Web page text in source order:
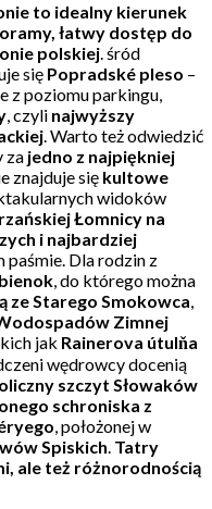
to idealny kierunek
łatwy dostęp do
polskiej. śród
się Popradské pleso –
z poziomu parkingu,
, czyli najwyższy
. Warto też odwiedzić
za jedno z najpiękniej
znajduje się kultowe
widoków
Łomnicy na
i najbardziej
paśmie. Dla rodzin z
, do którego można
ze Starego Smokowca,
Zimnej
jak Rainerova útulňa
wędrowcy docenią
szczyt Słowaków
schroniska z
, położonej w
Spiskich. Tatry
ale też różnorodnością